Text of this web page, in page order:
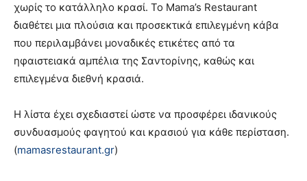
χωρίς το κατάλληλο κρασί. Το Mama’s Restaurant
διαθέτει μια πλούσια και προσεκτικά επιλεγμένη κάβα
που περιλαμβάνει μοναδικές ετικέτες από τα
ηφαιστειακά αμπέλια της Σαντορίνης, καθώς και
επιλεγμένα διεθνή κρασιά.
Η λίστα έχει σχεδιαστεί ώστε να προσφέρει ιδανικούς
συνδυασμούς φαγητού και κρασιού για κάθε περίσταση.
(mamasrestaurant.gr)